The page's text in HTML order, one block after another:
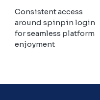
Consistent access
around spinpin login
for seamless platform
enjoyment